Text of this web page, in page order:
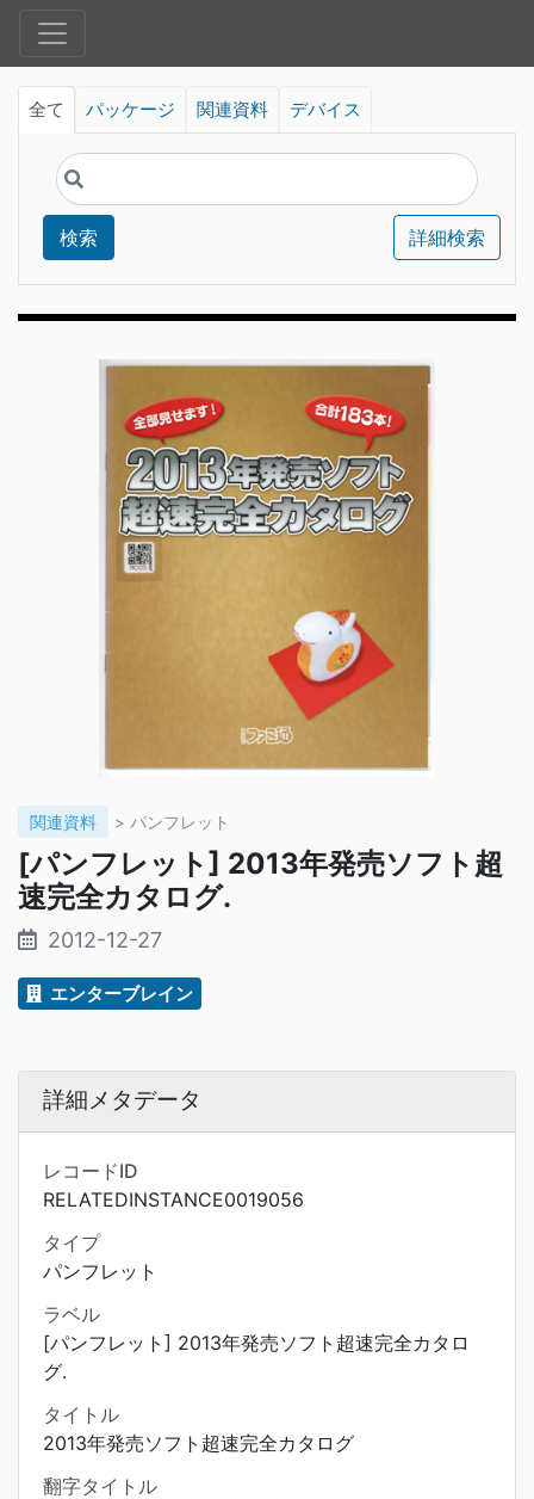
全て パッケージ 関連資料 デバイス
検索 詳細検索
関連資料 > パンフレット
[パンフレット] 2013年発売ソフト超
速完全カタログ.
2012-12-27
エンターブレイン
詳細メタデータ
レコードID
RELATEDINSTANCE0019056
タイプ
パンフレット
ラベル
[パンフレット] 2013年発売ソフト超速完全カタロ
グ.
タイトル
2013年発売ソフト超速完全カタログ
翻字タイトル